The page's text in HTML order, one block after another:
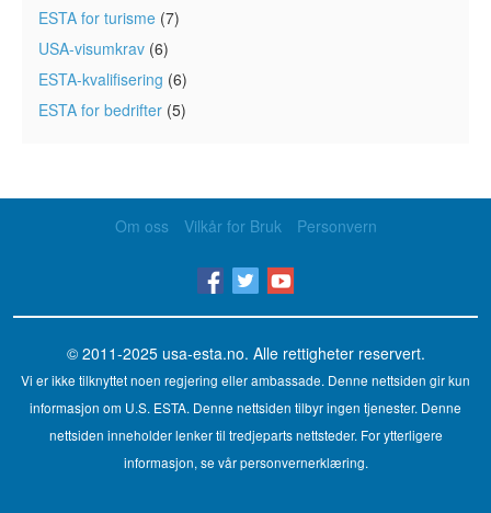
ESTA for turisme (7)
USA-visumkrav (6)
ESTA-kvalifisering (6)
ESTA for bedrifter (5)
Om oss Vilkår for Bruk Personvern
© 2011-2025 usa-esta.no. Alle rettigheter reservert.
Vi er ikke tilknyttet noen regjering eller ambassade. Denne nettsiden gir kun
informasjon om U.S. ESTA. Denne nettsiden tilbyr ingen tjenester. Denne
nettsiden inneholder lenker til tredjeparts nettsteder. For ytterligere
informasjon, se vår personvernerklæring.